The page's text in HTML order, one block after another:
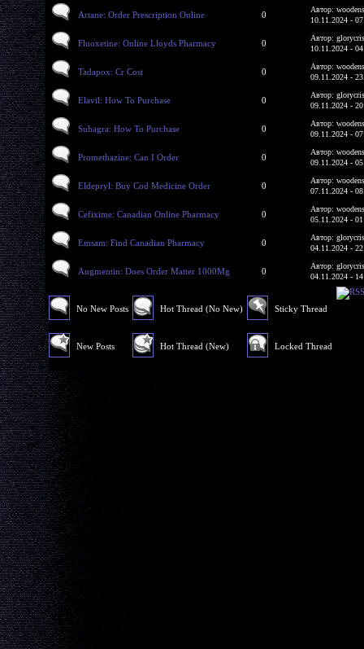
Artane: Order Prescription Online 0
Автор:
10.11.2024 -
Fluoxetine: Online Lloyds Pharmacy 0
Автор:
10.11.2024 -
Tadapox: Cr Cost 0
Автор:
09.11.2024 -
Elavil: How To Purchase 0
Автор:
09.11.2024 -
Suhagra: How To Purchase 0
Автор:
09.11.2024 -
Promethazine: Can I Order 0
Автор:
09.11.2024 -
Eldepryl: Buy Cod Medicine Order 0
Автор:
07.11.2024 -
Cefixime: Canadian Online Pharmacy 0
Автор:
05.11.2024 -
Emsam: Find Canadian Pharmacy 0
Автор:
04.11.2024 -
Augmentin: Does Order Matter 1000Mg 0
Автор:
04.11.2024 -
No New Posts
New Posts
Hot Thread (No New)
Hot Thread (New)
Sticky Thread
Locked Thread